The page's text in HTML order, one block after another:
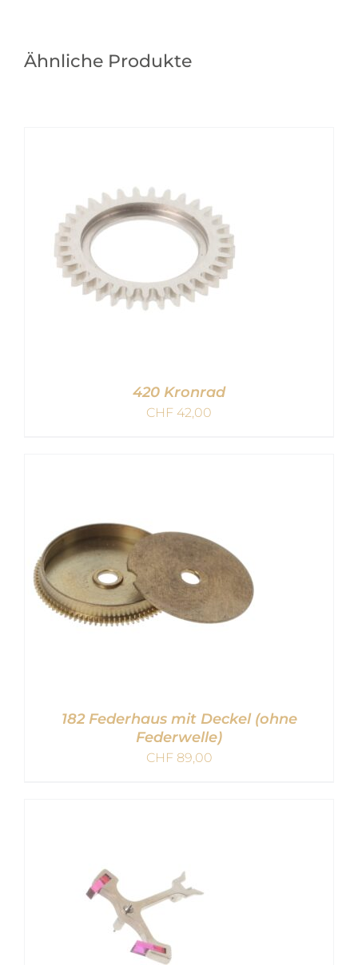
Ähnliche Produkte
420 Kronrad
CHF 42,00
182 Federhaus mit Deckel (ohne
Federwelle)
CHF89,00